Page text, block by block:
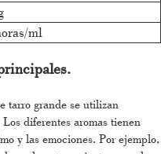
ml
tarro grande se utilizan
diferentes aromas tienen
y las emociones. Por ejemplo,